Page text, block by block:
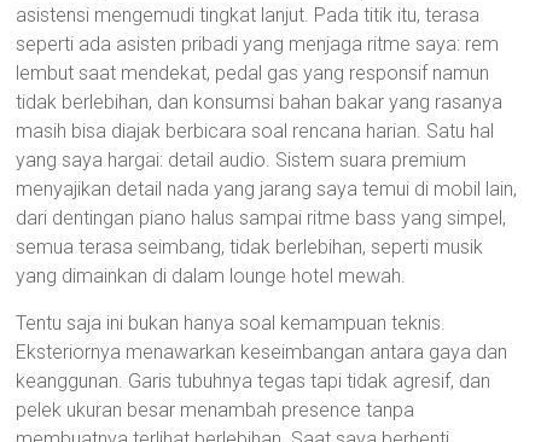
asistensi mengemudi tingkat lanjut. Pada titik itu, terasa
seperti ada asisten pribadi yang menjaga ritme saya: rem
lembut saat mendekat, pedal gas yang responsif namun
tidak berlebihan, dan konsumsi bahan bakar yang rasanya
masih bisa diajak berbicara soal rencana harian. Satu hal
yang saya hargai: detail audio. Sistem suara premium
menyajikan detail nada yang jarang saya temui di mobil lain,
dari dentingan piano halus sampai ritme bass yang simpel,
semua terasa seimbang, tidak berlebihan, seperti musik
yang dimainkan di dalam lounge hotel mewah.
Tentu saja ini bukan hanya soal kemampuan teknis.
Eksteriornya menawarkan keseimbangan antara gaya dan
keanggunan. Garis tubuhnya tegas tapi tidak agresif, dan
pelek ukuran besar menambah presence tanpa